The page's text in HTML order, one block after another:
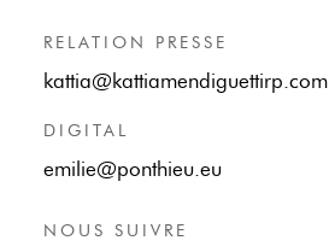
RELATION PRESSE
kattia@kattiamendiguettirp.com
DIGITAL
emilie@ponthieu.eu
NOUS SUIVRE